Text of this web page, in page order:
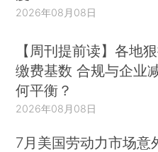
澳政府要求中国投资者出
数字钱包占据全球线上交
2026年08月08日
【周刊提前读】各地
缴费基数 合规与企业
何平衡？
2026年08月08日
7月美国劳动力市场意